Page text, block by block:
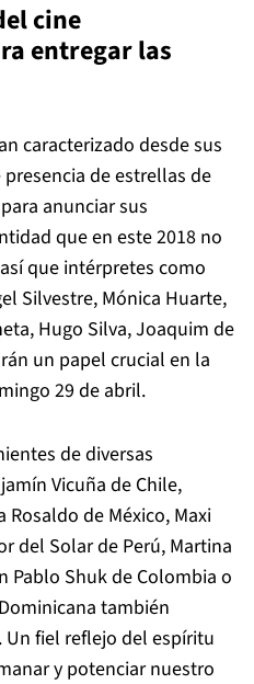
cine
entregar las
caracterizado desde sus
de estrellas de
anunciar sus
que en este 2018 no
que intérpretes como
Silvestre, Mónica Huarte,
Hugo Silva, Joaquim de
un papel crucial en la
29 de abril.
de diversas
Vicuña de Chile,
Rosaldo de México, Maxi
del Solar de Perú, Martina
Pablo Shuk de Colombia o
también
fiel reflejo del espíritu
y potenciar nuestro